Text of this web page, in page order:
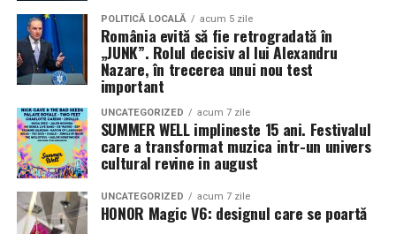
Pe11 februarieva avea loc proiecția specială
mea”de la Cinema City din City Park Constanța
18:30, unde
regizorul Paul Decu și actrița Azaleea
Necula, originari din Constanța și împrejurimi, vor
prezenta filmul alături de colegii lor
Alexandra Răduță și Gabriel Vatavu.
Cinema City Shopping City Galațiinvită spectatorii
12 februarie de la 18:30
State și Azaleea Necula și regizorul Paul Decu.
POLITICĂ LOCALĂ acum 5 zile
România evită să fie retrogradată în
„JUNK”. Rolul decisiv al lui Alexandru
Nazare, în trecerea unui nou test
important
UNCATEGORIZED acum 7 zile
SUMMER WELL implineste 15 ani. Festivalul
care a transformat muzica intr-un univers
cultural revine in august
UNCATEGORIZED acum 7 zile
HONOR Magic V6: designul care se poartă